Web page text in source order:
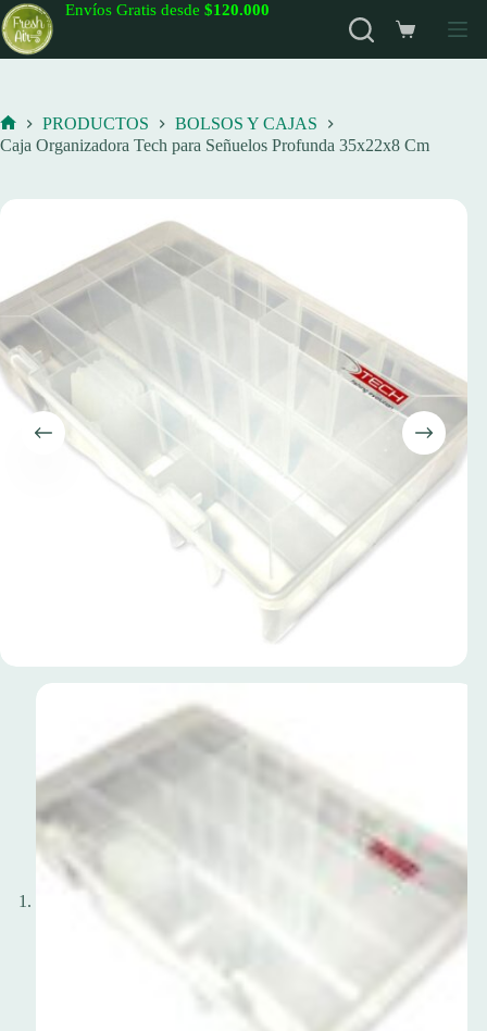
Saltar
al
contenido
Envíos Gratis desde $120.000
Carro
de
Inicio
PRODUCTOS
BOLSOS Y CAJAS
Caja Organizadora Tech para Señuelos Profunda 35x22x8 Cm